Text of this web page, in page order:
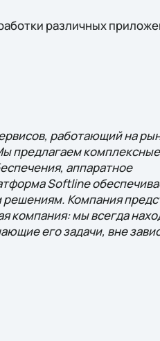
различных
работающий на
предлагаем комплексные
аппаратное
Softline
Компания
компания: мы всегда
eго задачи, вне